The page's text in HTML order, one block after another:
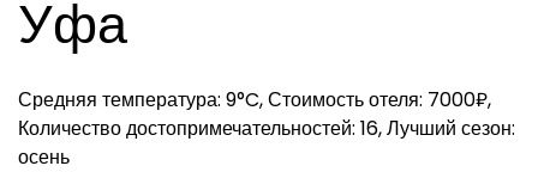
Уфа
Средняя температура: 9°C, Стоимость отеля: 7000₽,
Количество достопримечательностей: 16, Лучший сезон:
осень